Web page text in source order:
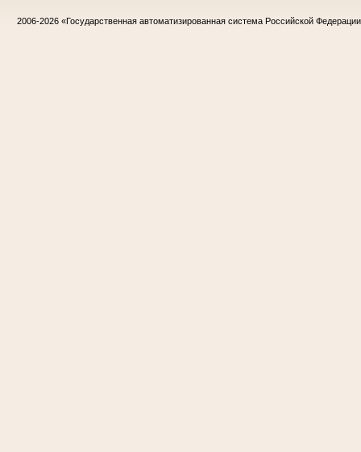
2006-2026 «Государственная автоматизированная система Российской